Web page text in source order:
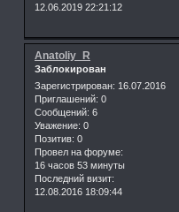
12.06.2019 22:21:12
Anatoliy_R
Заблокирован
Зарегистрирован: 16.07.2016
Приглашений: 0
Сообщений: 6
Уважение: 0
Позитив: 0
Провел на форуме:
16 часов 53 минуты
Последний визит:
12.08.2016 18:09:44